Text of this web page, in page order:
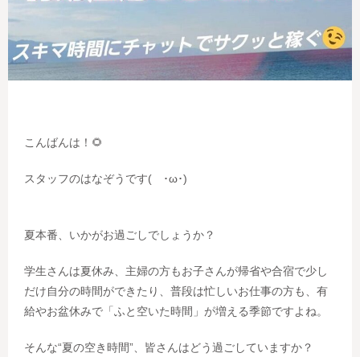
こんばんは！🌻
スタッフのはなぞうです( ･ω･)
夏本番、いかがお過ごしでしょうか？
学生さんは夏休み、主婦の方もお子さんが帰省や合宿で少し
だけ自分の時間ができたり、普段は忙しいお仕事の方も、有
給やお盆休みで「ふと空いた時間」が増える季節ですよね。
そんな“夏の空き時間”、皆さんはどう過ごしていますか？